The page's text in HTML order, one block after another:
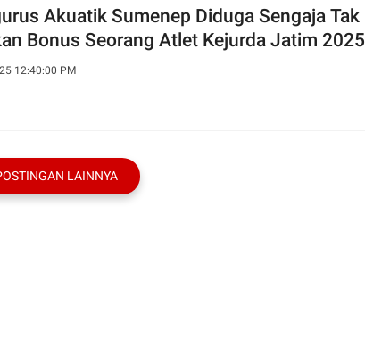
Akuatik Sumenep Diduga Sengaja Tak
Bonus Seorang Atlet Kejurda Jatim 2025
12:40:00 PM
LAINNYA